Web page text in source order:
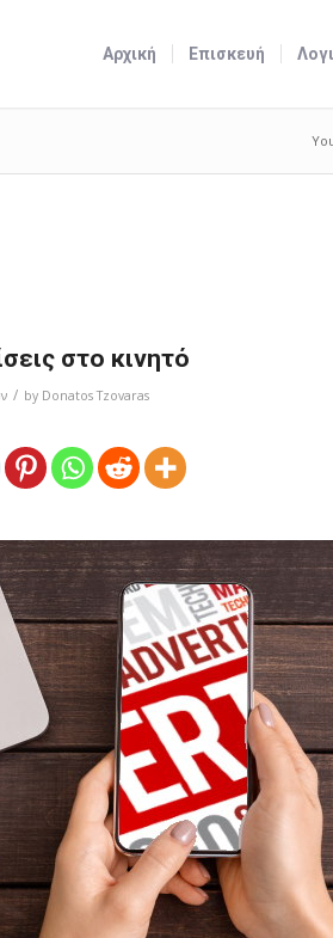
Αρχική Επισκευή
στο κινητό
/ by Donatos Tzovaras